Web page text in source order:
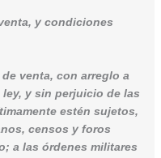
y condiciones
venta, con arreglo a
y sin perjuicio de las
estén sujetos,
censos y foros
a las órdenes militares